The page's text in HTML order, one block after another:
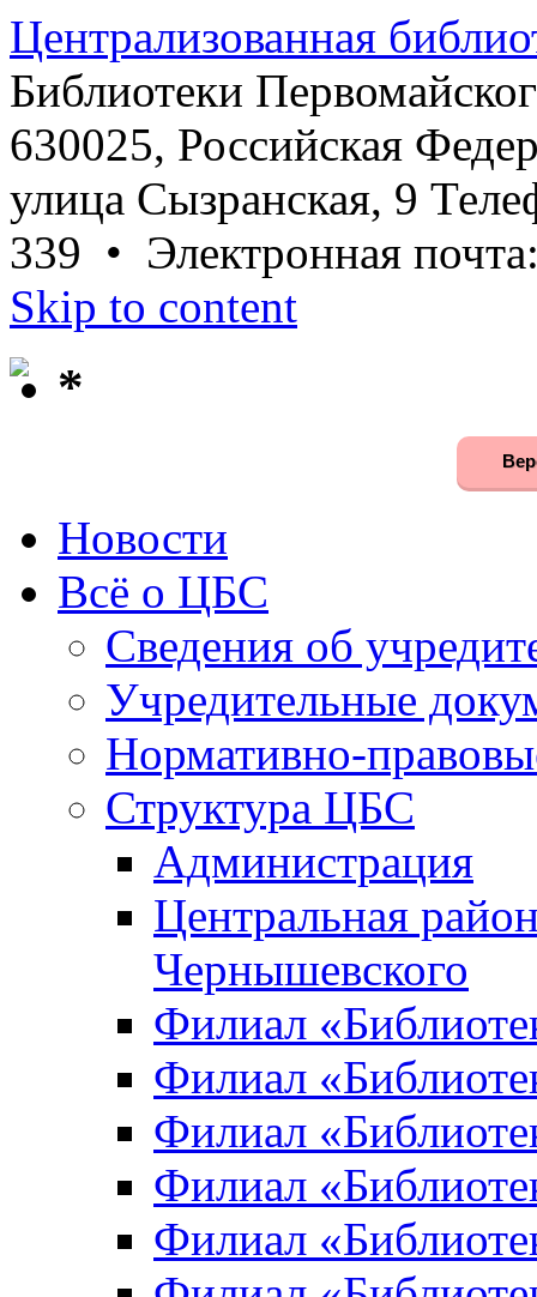
Централизованная
Библиотеки
630025, Российская
улица Сызранская, 9
339 • Электронная
Skip to content
*
Новости
Всё о ЦБС
Сведения об
Учредительные
Нормативно-
Структура ЦБС
Администрация
Центральная
Чернышевского
Филиал
Филиал
Филиал
Филиал
Филиал